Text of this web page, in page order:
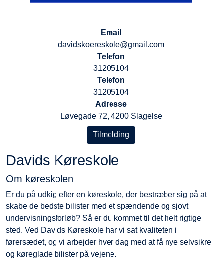
Email
davidskoereskole@gmail.com
Telefon
31205104
Telefon
31205104
Adresse
Løvegade 72, 4200 Slagelse
Tilmelding
Davids Køreskole
Om køreskolen
Er du på udkig efter en køreskole, der bestræber sig på at
skabe de bedste bilister med et spændende og sjovt
undervisningsforløb? Så er du kommet til det helt rigtige
sted. Ved Davids Køreskole har vi sat kvaliteten i
førersædet, og vi arbejder hver dag med at få nye selvsikre
og køreglade bilister på vejene.